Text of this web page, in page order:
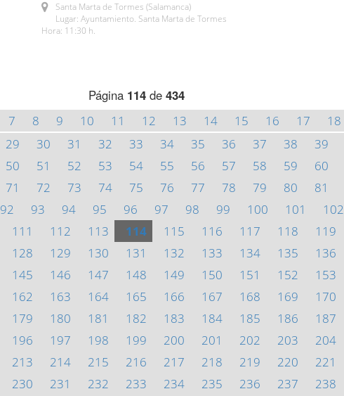
Santa Marta de Tormes (Salamanca)
Lugar: Ayuntamiento. Santa Marta de Tormes
Hora: 11:30 h.
Página 114de 434
7 8 9 10 11 12 13 14 15 16 17 18
29 30 31 32 33 34 35 36 37 38 39
50 51 52 53 54 55 56 57 58 59 60
71 72 73 74 75 76 77 78 79 80 81
92 93 94 95 96 97 98 99 100 101 102
111 112 113 114 115 116 117 118 119
128 129 130 131 132 133 134 135 136
145 146 147 148 149 150 151 152 153
162 163 164 165 166 167 168 169 170
179 180 181 182 183 184 185 186 187
196 197 198 199 200 201 202 203 204
213 214 215 216 217 218 219 220 221
230 231 232 233 234 235 236 237 238